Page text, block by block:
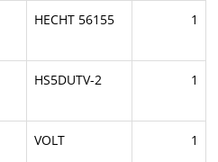
HECHT 56155 1
HS5DUTV-2 1
VOLT 1